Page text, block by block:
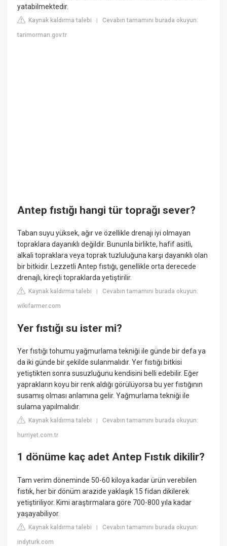
yatabilmektedir.
Kaynak kaldırma talebi |Cevabın tamamını burada okuyun:
tarimorman.gov.tr
Antep fıstığı hangi tür toprağı sever?
Taban suyu yüksek, ağır ve özellikle drenajı iyi olmayan
topraklara dayanıklı değildir. Bununla birlikte, hafif asitli,
alkali topraklara veya toprak tuzluluğuna karşı dayanıklı olan
bir bitkidir. Lezzetli Antep fıstığı, genellikle orta derecede
drenajlı, kireçli topraklarda yetiştirilir.
Kaynak kaldırma talebi |Cevabın tamamını burada okuyun:
wikifarmer.com
Yer fıstığı su ister mi?
Yer fıstığı tohumu yağmurlama tekniği ile günde bir defa ya
da iki günde bir şekilde sulanmalıdır. Yer fıstığı bitkisi
yetiştikten sonra susuzluğunu kendisini belli edebilir. Eğer
yaprakların koyu bir renk aldığı görülüyorsa bu yer fıstığının
susamış olması anlamına gelir. Yağmurlama tekniği ile
sulama yapılmalıdır.
Kaynak kaldırma talebi |Cevabın tamamını burada okuyun:
hurriyet.com.tr
1 dönüme kaç adet Antep Fıstık dikilir?
Tam verim döneminde 50-60 kiloya kadar ürün verebilen
fıstık, her bir dönüm arazide yaklaşık 15 fidan dikilerek
yetiştiriliyor. Kimi araştırmalara göre 700-800 yıla kadar
yaşayabiliyor.
Kaynak kaldırma talebi |Cevabın tamamını burada okuyun:
indyturk.com